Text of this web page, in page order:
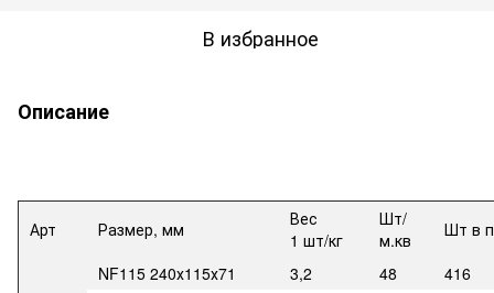
В избранное
Описание
Арт Размер, мм
Вес
1 шт/кг
Шт/
м.кв
Шт в
NF115 240х115х71 3,2 48
416